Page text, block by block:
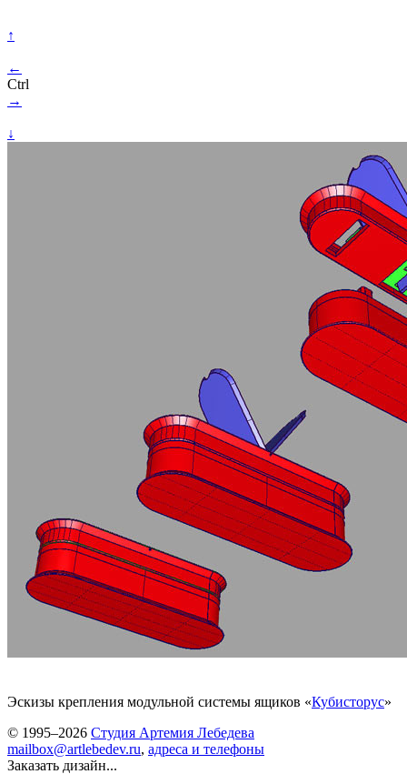
↑
←
Ctrl
→
↓
Эскизы крепления модульной системы ящиков «Кубисторус»
© 1995–2026 Студия Артемия Лебедева
mailbox@artlebedev.ru, адреса и телефоны
Заказать дизайн...